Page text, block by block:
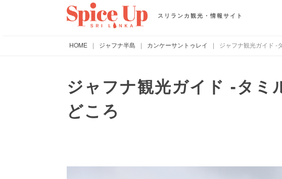
スリランカ観光・情報サイト
HOME | ジャフナ半島 | カンケーサントゥレイ | ジャフナ観光ガイド -
ジャフナ観光ガイド -タミ
どころ